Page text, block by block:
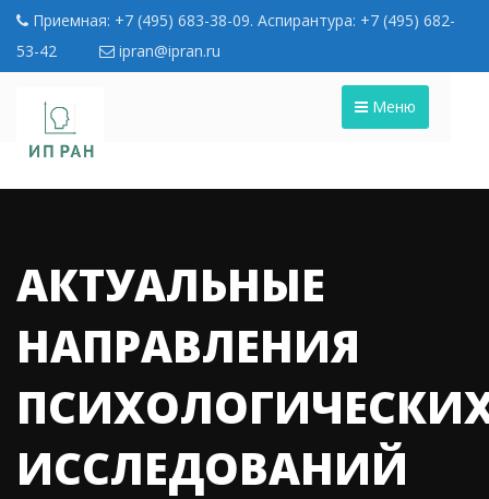
Приемная: +7 (495) 683-38-09. Аспирантура: +7 (495) 682-
53-42
ipran@ipran.ru
Меню
АКТУАЛЬНЫЕ
НАПРАВЛЕНИЯ
ИССЛЕДОВАНИЙ